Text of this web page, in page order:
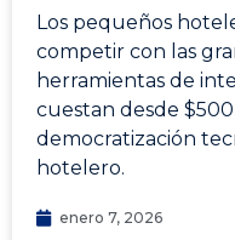
Los pequeños
competir con las
herramientas de
cuestan desde $500
democratización
hotelero.
enero 7, 2026